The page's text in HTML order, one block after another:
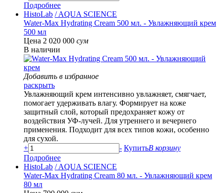
Подробнее
HistoLab / AQUA SCIENCE
Water-Max Hydrating Cream 500 мл. - Увлажняющий крем
500 мл
Цена 2 020 000 сум
В наличии
Добавить в избранное
раскрыть
Увлажняющий крем интенсивно увлажняет, смягчает,
помогает удерживать влагу. Формирует на коже
защитный слой, который предохраняет кожу от
воздействия УФ-лучей. Для утреннего и вечернего
применения. Подходит для всех типов кожи, особенно
для сухой.
+
- КупитьВ корзину
Подробнее
HistoLab / AQUA SCIENCE
Water-Max Hydrating Cream 80 мл. - Увлажняющий крем
80 мл